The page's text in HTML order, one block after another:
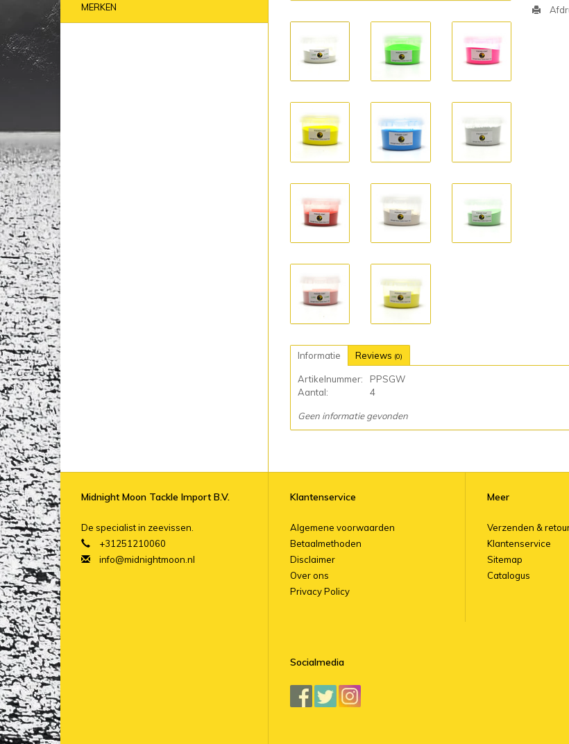
MERKEN
Informatie Reviews (0)
Artikelnummer:
PPSGW
Aantal:
4
Geen informatie gevonden
Midnight Moon Tackle Import B.V.
De specialist in zeevissen.
+31251210060
info@midnightmoon.nl
Klantenservice
Algemene voorwaarden
Betaalmethoden
Disclaimer
Over ons
Privacy Policy
Meer
Verzenden &
Klantenservice
Sitemap
Catalogus
Socialmedia